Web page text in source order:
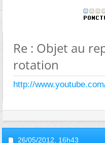
Re : Objet au
rotation
http://
26/05/2012, 16h43